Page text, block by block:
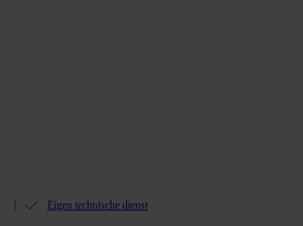
Eigen technische dienst